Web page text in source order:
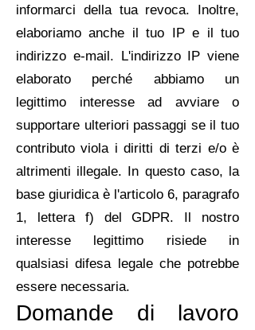
informarci della tua revoca. Inoltre,
elaboriamo anche il tuo IP e il tuo
indirizzo e-mail. L'indirizzo IP viene
elaborato perché abbiamo un
legittimo interesse ad avviare o
supportare ulteriori passaggi se il tuo
contributo viola i diritti di terzi e/o è
altrimenti illegale. In questo caso, la
base giuridica è l'articolo 6, paragrafo
1, lettera f) del GDPR. Il nostro
interesse legittimo risiede in
qualsiasi difesa legale che potrebbe
essere necessaria.
Domande di lavoro